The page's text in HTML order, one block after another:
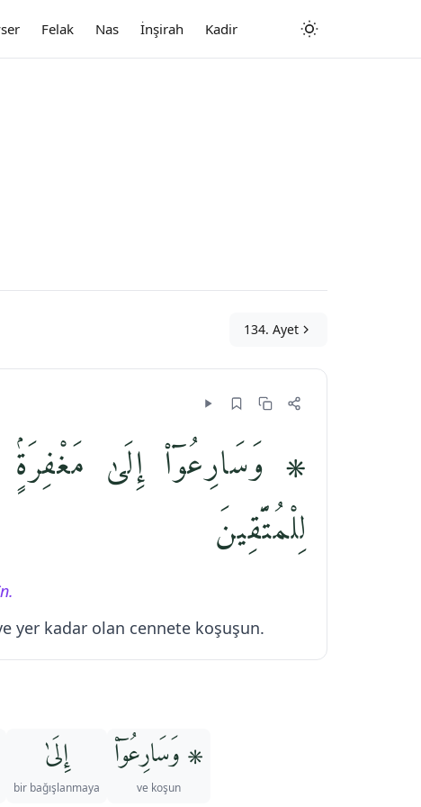
Felak Nas İnşirah Kadir
134. Ayet
۞ وَسَارِعُوٓا۟ إِلَىٰ
لِلْمُتَّقِينَ
yer kadar olan cennete koşuşun.
۞ وَسَارِعُوٓا۟
ve koşun
إِلَىٰ
bir bağışlanmaya